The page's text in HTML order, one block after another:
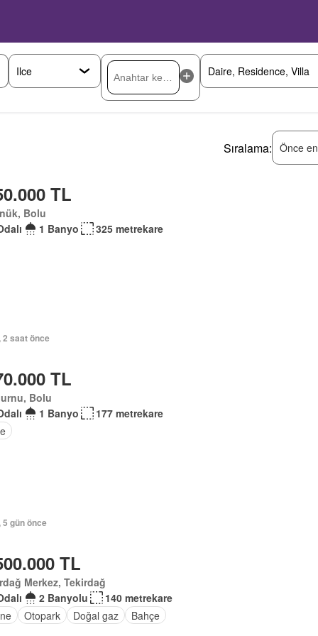
Sıralama: Önce
TL
Bolu
1 Banyo 325 metrekare
2 saat önce
TL
Bolu
1 Banyo
177 metrekare
5 gün önce
TL
Merkez, Tekirdağ
2 Banyolu
140 metrekare
Otopark Doğal gaz Bahçe